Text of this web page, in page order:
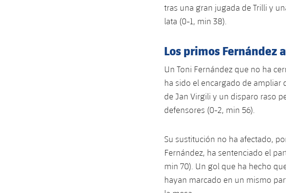
tras una gran jugada de Trilli y
lata (0-1, min 38).
Los primos Fernández
Un Toni Fernández que no ha
ha sido el encargado de ampliar
de Jan Virgili y un disparo raso
defensores (0-2, min 56).
Su sustitución no ha afectado,
Fernández, ha sentenciado el
min 70). Un gol que ha hecho
hayan marcado en un mismo